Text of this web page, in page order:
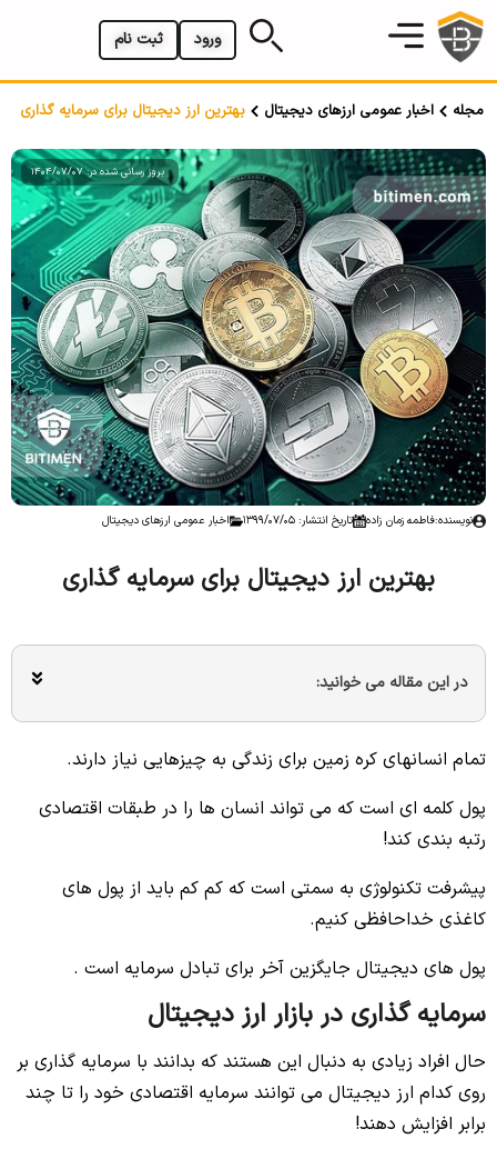
ثبت نام ورود
مجله اخبار عمومی ارزهای دیجیتال بهترین ارز دیجیتال برای سرمایه گذاری
بروز رسانی شده در: 1404/07/07
نویسنده:فاطمه زمان زاده تاریخ انتشار: 1399/07/05 اخبار عمومی ارزهای دیجیتال
بهترین ارز دیجیتال برای سرمایه گذاری
در این مقاله می خوانید:
تمام انسانهای کره زمین برای زندگی به چیزهایی نیاز دارند.
پول کلمه ای است که می تواند انسان ها را در طبقات اقتصادی
رتبه بندی کند!
پیشرفت تکنولوژی به سمتی است که کم کم باید از پول های
کاغذی خداحافظی کنیم.
پول های دیجیتال جایگزین آخر برای تبادل سرمایه است .
سرمایه گذاری در بازار ارز دیجیتال
حال افراد زیادی به دنبال این هستند که بدانند با سرمایه گذاری بر
روی کدام ارز دیجیتال می توانند سرمایه اقتصادی خود را تا چند
برابر افزایش دهند!